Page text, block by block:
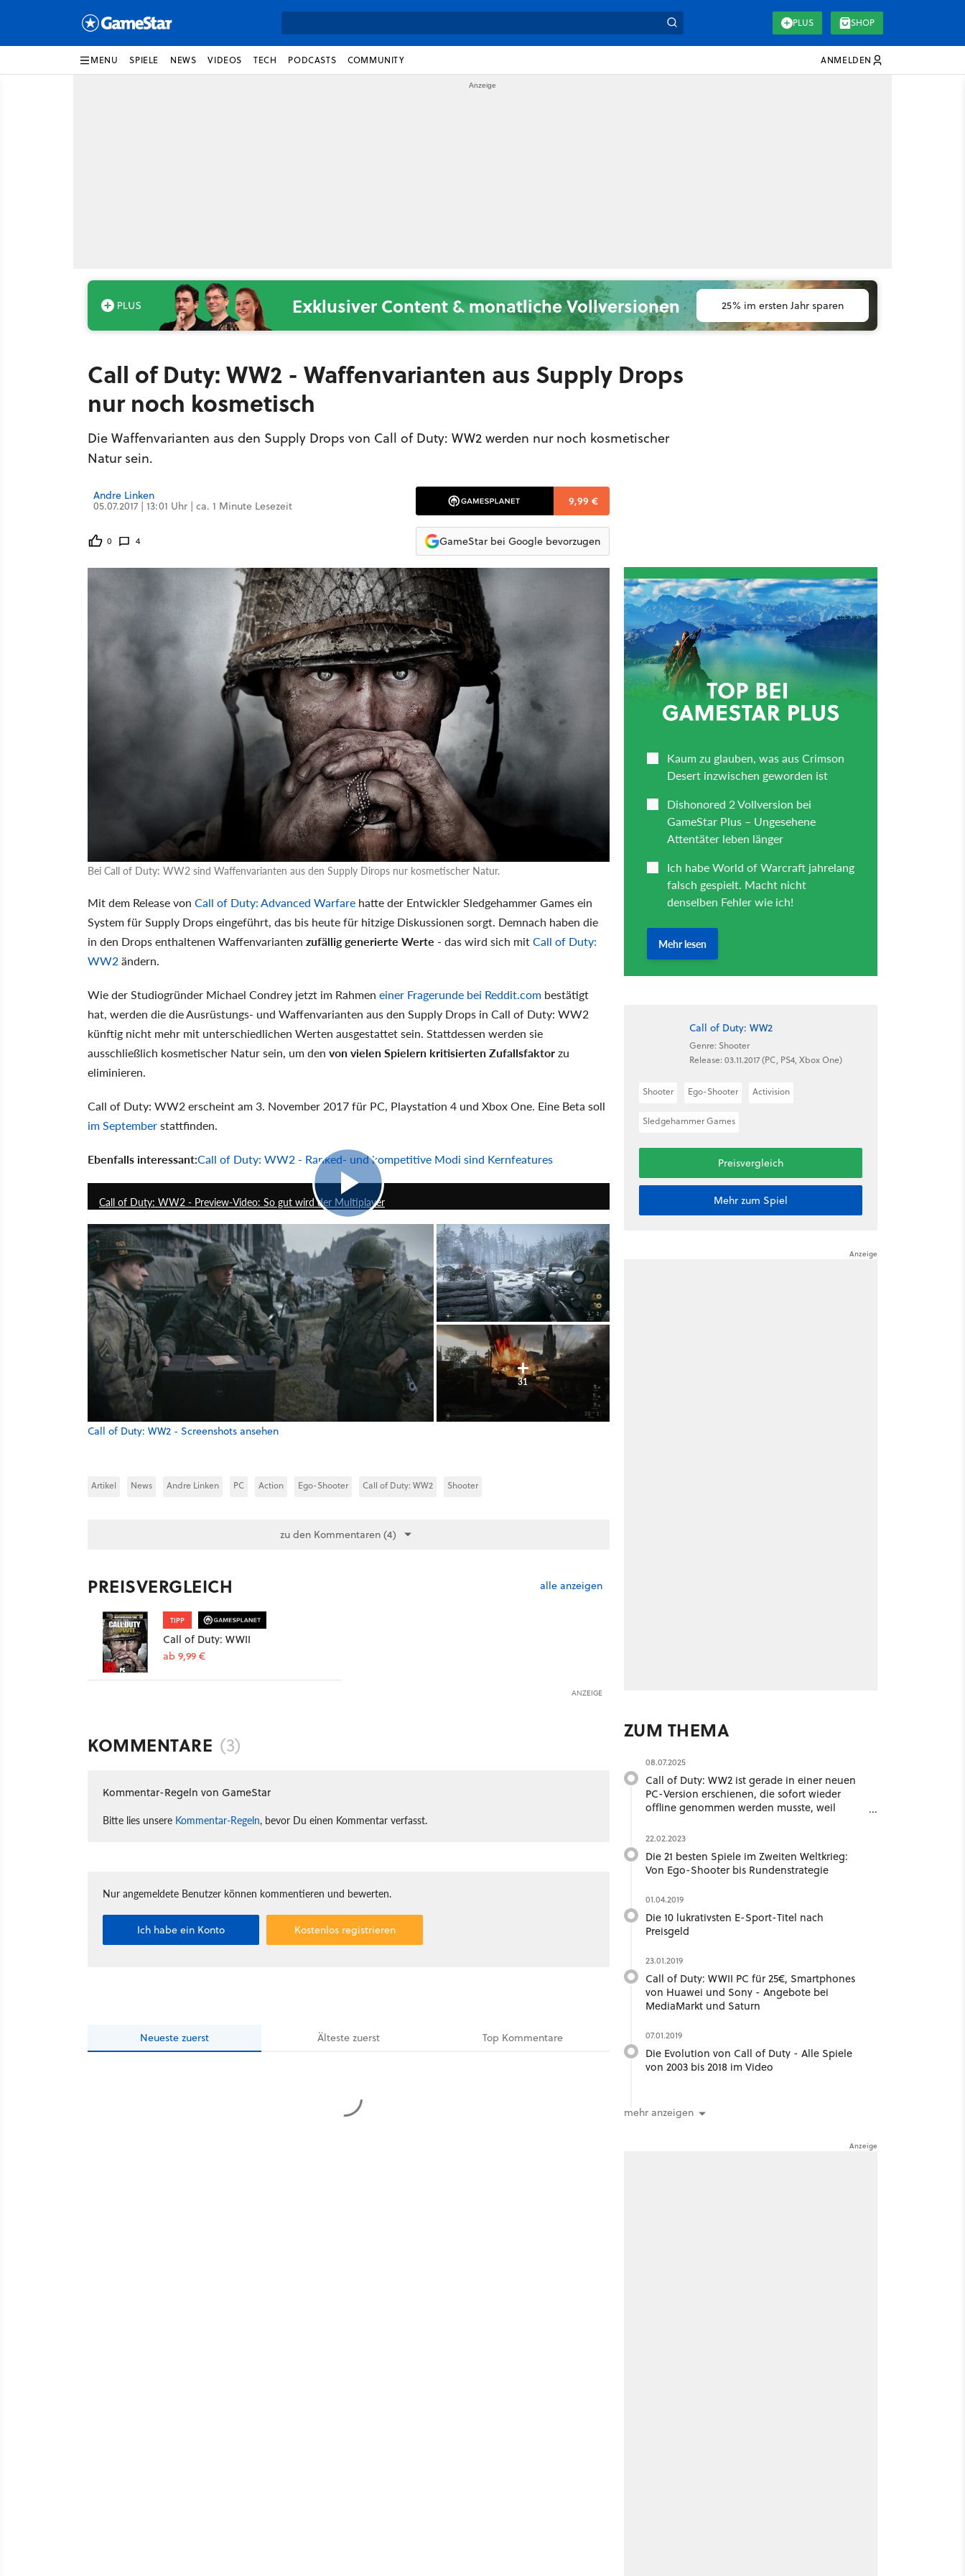
PLUS SHOP
MENU SPIELE NEWS VIDEOS TECH PODCASTS COMMUNITY ANMELDEN
Exklusiver Content & monatliche Vollversionen 25% im ersten Jahr sparen
Call of Duty: WW2 - Waffenvarianten aus Supply Drops
nur noch kosmetisch
Die Waffenvarianten aus den Supply Drops von Call of Duty: WW2 werden nur noch kosmetischer
Natur sein.
Andre Linken
05.07.2017 | 13:01 Uhr | ca. 1 Minute Lesezeit
0 4
9,99 €
GameStar bei Google bevorzugen
Bei Call of Duty: WW2 sind Waffenvarianten aus den Supply Dirops nur kosmetischer Natur.
Mit dem Release von Call of Duty: Advanced Warfare hatte der Entwickler Sledgehammer Games ein
System für Supply Drops eingeführt, das bis heute für hitzige Diskussionen sorgt. Demnach haben die
in den Drops enthaltenen Waffenvarianten zufällig generierte Werte - das wird sich mitCall of Duty:
WW2ändern.
Wie der Studiogründer Michael Condrey jetzt im Rahmen einer Fragerunde bei Reddit.com bestätigt
hat, werden die die Ausrüstungs- und Waffenvarianten aus den Supply Drops in Call of Duty: WW2
künftig nicht mehr mit unterschiedlichen Werten ausgestattet sein. Stattdessen werden sie
ausschließlich kosmetischer Natur sein, um den von vielen Spielern kritisierten Zufallsfaktorzu
eliminieren.
Call of Duty: WW2 erscheint am 3. November 2017 für PC, Playstation 4 und Xbox One. Eine Beta soll
im Septemberstattfinden.
Ebenfalls interessant:Call of Duty: WW2 - Ranked- und kompetitive Modi sind Kernfeatures
Call of Duty: WW2 - Preview-Video: So gut wird der Multiplayer
31
Call of Duty: WW2 - Screenshots ansehen
Artikel News Andre Linken PC Action Ego-Shooter Call of Duty: WW2 Shooter
zu den Kommentaren (4)
PREISVERGLEICH alle anzeigen
TIPP
Call of Duty: WWII
ab 9,99 €
ANZEIGE
KOMMENTARE (3)
Kommentar-Regeln von GameStar
Bitte lies unsere Kommentar-Regeln, bevor Du einen Kommentar verfasst.
Nur angemeldete Benutzer können kommentieren und bewerten.
Ich habe ein Konto Kostenlos registrieren
Neueste zuerst Ältestezuerst Top Kommentare
Call of Duty: WW2
Genre: Shooter
Release: 03.11.2017 (PC, PS4, Xbox One)
Shooter Ego-Shooter Activision
Sledgehammer Games
Preisvergleich
Mehr zum Spiel
ZUM THEMA
08.07.2025
Call of Duty: WW2 ist gerade in einer neuen
PC-Version erschienen, die sofort wieder
offline genommen werden musste, weil
22.02.2023
Die 21 besten Spiele im Zweiten Weltkrieg:
Von Ego-Shooter bis Rundenstrategie
01.04.2019
Die 10 lukrativsten E-Sport-Titel nach
Preisgeld
23.01.2019
Call of Duty: WWII PC für 25€, Smartphones
von Huawei und Sony - Angebote bei
MediaMarkt und Saturn
07.01.2019
Die Evolution von Call of Duty - Alle Spiele
von 2003 bis 2018 im Video
mehr anzeigen